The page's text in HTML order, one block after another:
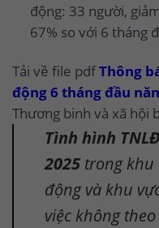
động: 33 người,
67% so với 6 tháng
Tải về file pdfThông
động 6 tháng đầu
Thương binh và xã hội
Tình hình
2025trong khu
động và khu
việc không